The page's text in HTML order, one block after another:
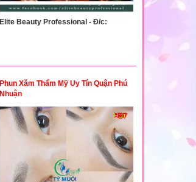
Elite Beauty Professional - Đ/c:
Phun Xăm Thẩm Mỹ Uy Tín Quận Phú
Nhuận